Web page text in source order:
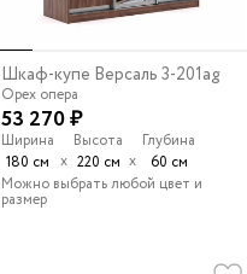
Шкаф-купе Версаль 3-201ag
Орех опера
53 270 ₽
Ширина
180 см х
Высота
220 см х
Глубина
60 см
Можно выбрать любой цвет и
размер